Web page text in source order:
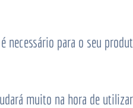
necessário para o seu
muito na hora de